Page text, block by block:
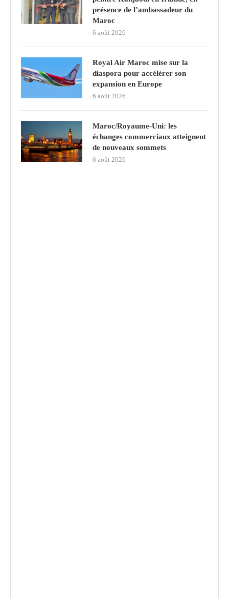
présence de l’ambassadeur du
Maroc
6 août 2026
Royal Air Maroc mise sur la
diaspora pour accélérer son
expansion en Europe
6 août 2026
Maroc/Royaume-Uni: les
échanges commerciaux atteignent
de nouveaux sommets
6 août 2026